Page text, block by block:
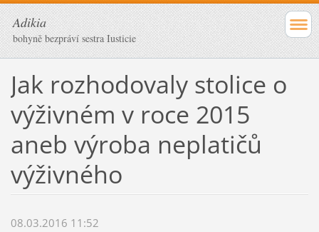
Adikia
bohyně bezpráví sestra Iusticie
Jak rozhodovaly stolice o
výživném v roce 2015
aneb výroba neplatičů
výživného
08.03.2016 11:52